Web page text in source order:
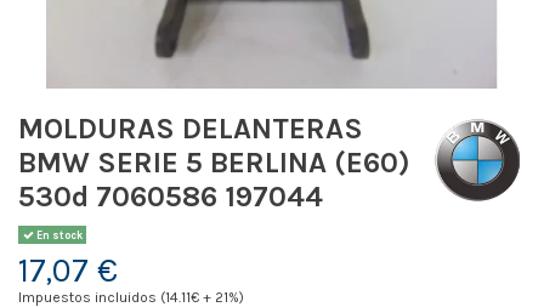
MOLDURAS DELANTERAS
BMW SERIE 5 BERLINA (E60)
530d 7060586 197044
En stock
17,07 €
Impuestos incluidos (14.11€ + 21%)